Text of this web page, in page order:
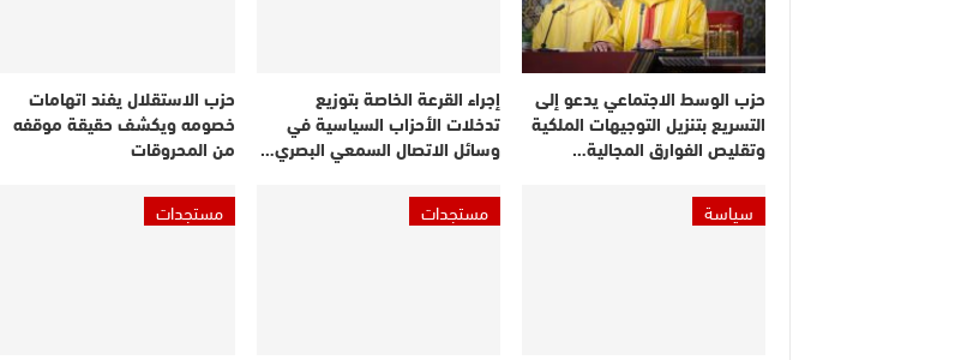
حزب الوسط الاجتماعي يدعو إلى
التسريع بتنزيل التوجيهات الملكية
وتقليص الفوارق المجالية…
إجراء القرعة الخاصة بتوزيع
تدخلات الأحزاب السياسية في
وسائل الاتصال السمعي البصري…
حزب الاستقلال يفند اتهامات
خصومه ويكشف حقيقة موقفه
من المحروقات
سياسة
مستجدات مستجدات